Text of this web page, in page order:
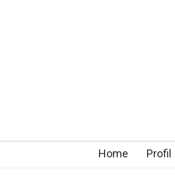
Home Profil